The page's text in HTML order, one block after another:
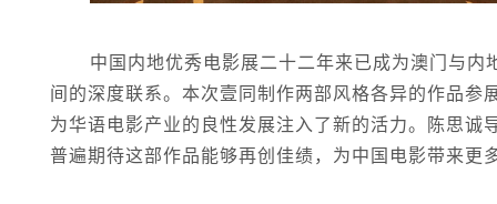
中国内地优秀电影展二十二年来已成为澳门与
间的深度联系。本次壹同制作两部风格各异的作品
为华语电影产业的良性发展注入了新的活力。陈思
普遍期待这部作品能够再创佳绩，为中国电影带来更